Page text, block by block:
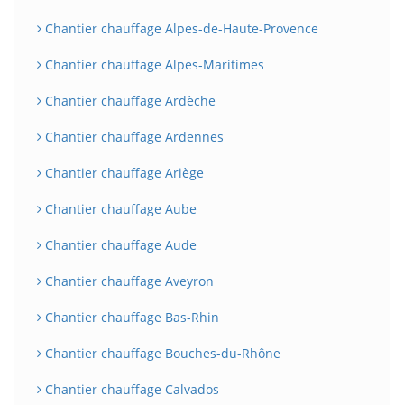
Chantier chauffage Alpes-de-Haute-Provence
Chantier chauffage Alpes-Maritimes
Chantier chauffage Ardèche
Chantier chauffage Ardennes
Chantier chauffage Ariège
Chantier chauffage Aube
Chantier chauffage Aude
Chantier chauffage Aveyron
Chantier chauffage Bas-Rhin
Chantier chauffage Bouches-du-Rhône
Chantier chauffage Calvados